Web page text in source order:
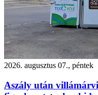
2026. augusztus 07., péntek
Aszály után